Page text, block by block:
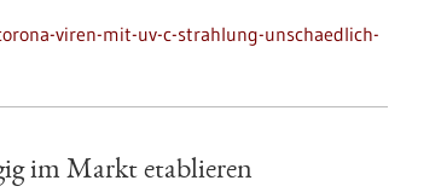
viren-mit-uv-c-strahlung-unschaedlich-
im Markt etablieren